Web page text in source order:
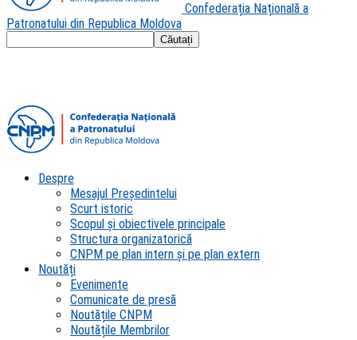
Confederația Națională a
Patronatului din Republica Moldova
Despre
Mesajul Președintelui
Scurt istoric
Scopul şi obiectivele principale
Structura organizatorică
CNPM pe plan intern şi pe plan extern
Noutăți
Evenimente
Comunicate de presă
Noutățile CNPM
Noutățile Membrilor